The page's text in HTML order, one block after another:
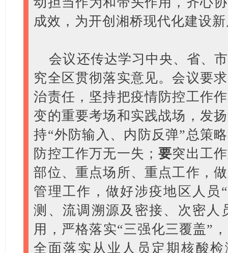
成效，为开创湘桥现代化建设
会议还传达学习中央、省、
究全区贯彻落实意见。会议要
治责任，坚持把疫情防控工作
变的重要考场和实践战场，发
持“外防输入、内防反弹”总策
防控工作万无一失；要突出工
部位、重点场所、重点工作，
管理工作，做好涉疫地区人员
测、流调溯源及密接、次密人
用，严格落实“三强化三覆盖”
全面落实从业人员定期核酸